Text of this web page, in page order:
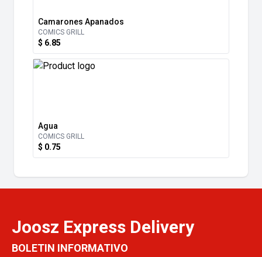
Camarones Apanados
COMICS GRILL
$ 6.85
Agua
COMICS GRILL
$ 0.75
Joosz Express Delivery
BOLETIN INFORMATIVO